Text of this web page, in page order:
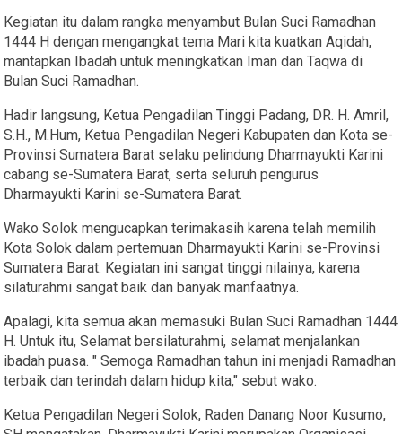
Kegiatan itu dalam rangka menyambut Bulan Suci Ramadhan
1444 H dengan mengangkat tema Mari kita kuatkan Aqidah,
mantapkan Ibadah untuk meningkatkan Iman dan Taqwa di
Bulan Suci Ramadhan.
Hadir langsung, Ketua Pengadilan Tinggi Padang, DR. H. Amril,
S.H., M.Hum, Ketua Pengadilan Negeri Kabupaten dan Kota se-
Provinsi Sumatera Barat selaku pelindung Dharmayukti Karini
cabang se-Sumatera Barat, serta seluruh pengurus
Dharmayukti Karini se-Sumatera Barat.
Wako Solok mengucapkan terimakasih karena telah memilih
Kota Solok dalam pertemuan Dharmayukti Karini se-Provinsi
Sumatera Barat. Kegiatan ini sangat tinggi nilainya, karena
silaturahmi sangat baik dan banyak manfaatnya.
Apalagi, kita semua akan memasuki Bulan Suci Ramadhan 1444
H. Untuk itu, Selamat bersilaturahmi, selamat menjalankan
ibadah puasa. " Semoga Ramadhan tahun ini menjadi Ramadhan
terbaik dan terindah dalam hidup kita," sebut wako.
Ketua Pengadilan Negeri Solok, Raden Danang Noor Kusumo,